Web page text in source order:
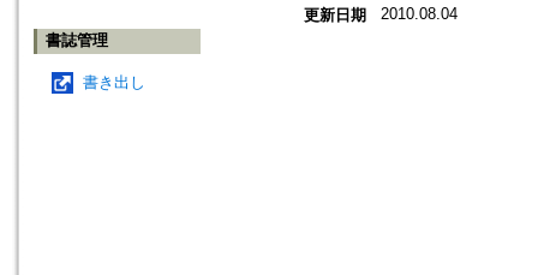
書誌管理
書き出し
更新日期 2010.08.04